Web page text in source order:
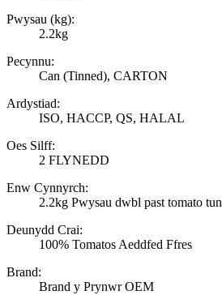
Pwysau (kg):
2.2kg
Pecynnu:
Can (Tinned), CARTON
Ardystiad:
ISO, HACCP, QS, HALAL
Oes Silff:
2 FLYNEDD
Enw Cynnyrch:
2.2kg Pwysau dwbl past tomato tun
Deunydd Crai:
100% Tomatos Aeddfed Ffres
Brand:
Brand y Prynwr OEM